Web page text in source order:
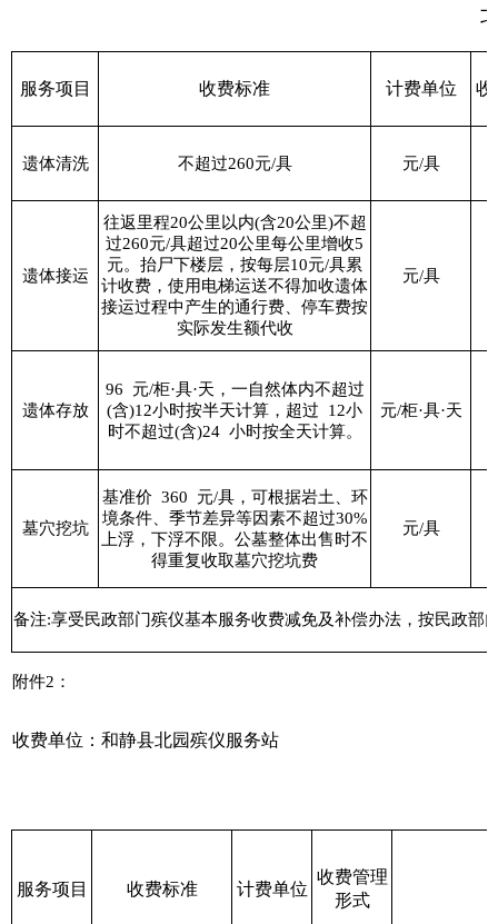
服务项目 收费标准 计费单位 收
遗体清洗 不超过260元/具 元/具
遗体接运
往返里程20公里以内(含20公里)不超
过260元/具超过20公里每公里增收5
元。抬尸下楼层，按每层10元/具累
计收费，使用电梯运送不得加收遗体
接运过程中产生的通行费、停车费按
实际发生额代收
元/具
遗体存放
96 元/柜·具·天，一自然体内不超过
(含)12小时按半天计算，超过 12小
时不超过(含)24 小时按全天计算。
元/柜·具·天
墓穴挖坑
基准价 360 元/具，可根据岩土、环
境条件、季节差异等因素不超过30%
上浮，下浮不限。公墓整体出售时不
得重复收取墓穴挖坑费
元/具
备注:享受民政部门殡仪基本服务收费减免及补偿办法，按民政部
附件2 ：
收费单位：和静县北园殡仪服务站
服务项目 收费标准 计费单位
收费管理
形式